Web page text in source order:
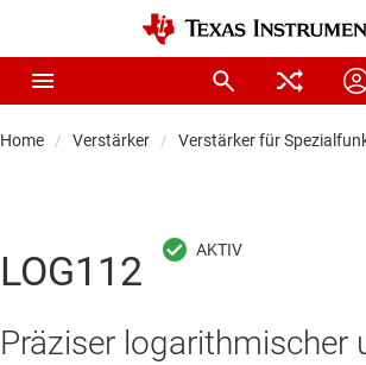
Home Verstärker Verstärker für
LOG112
Präziser logarithmischer